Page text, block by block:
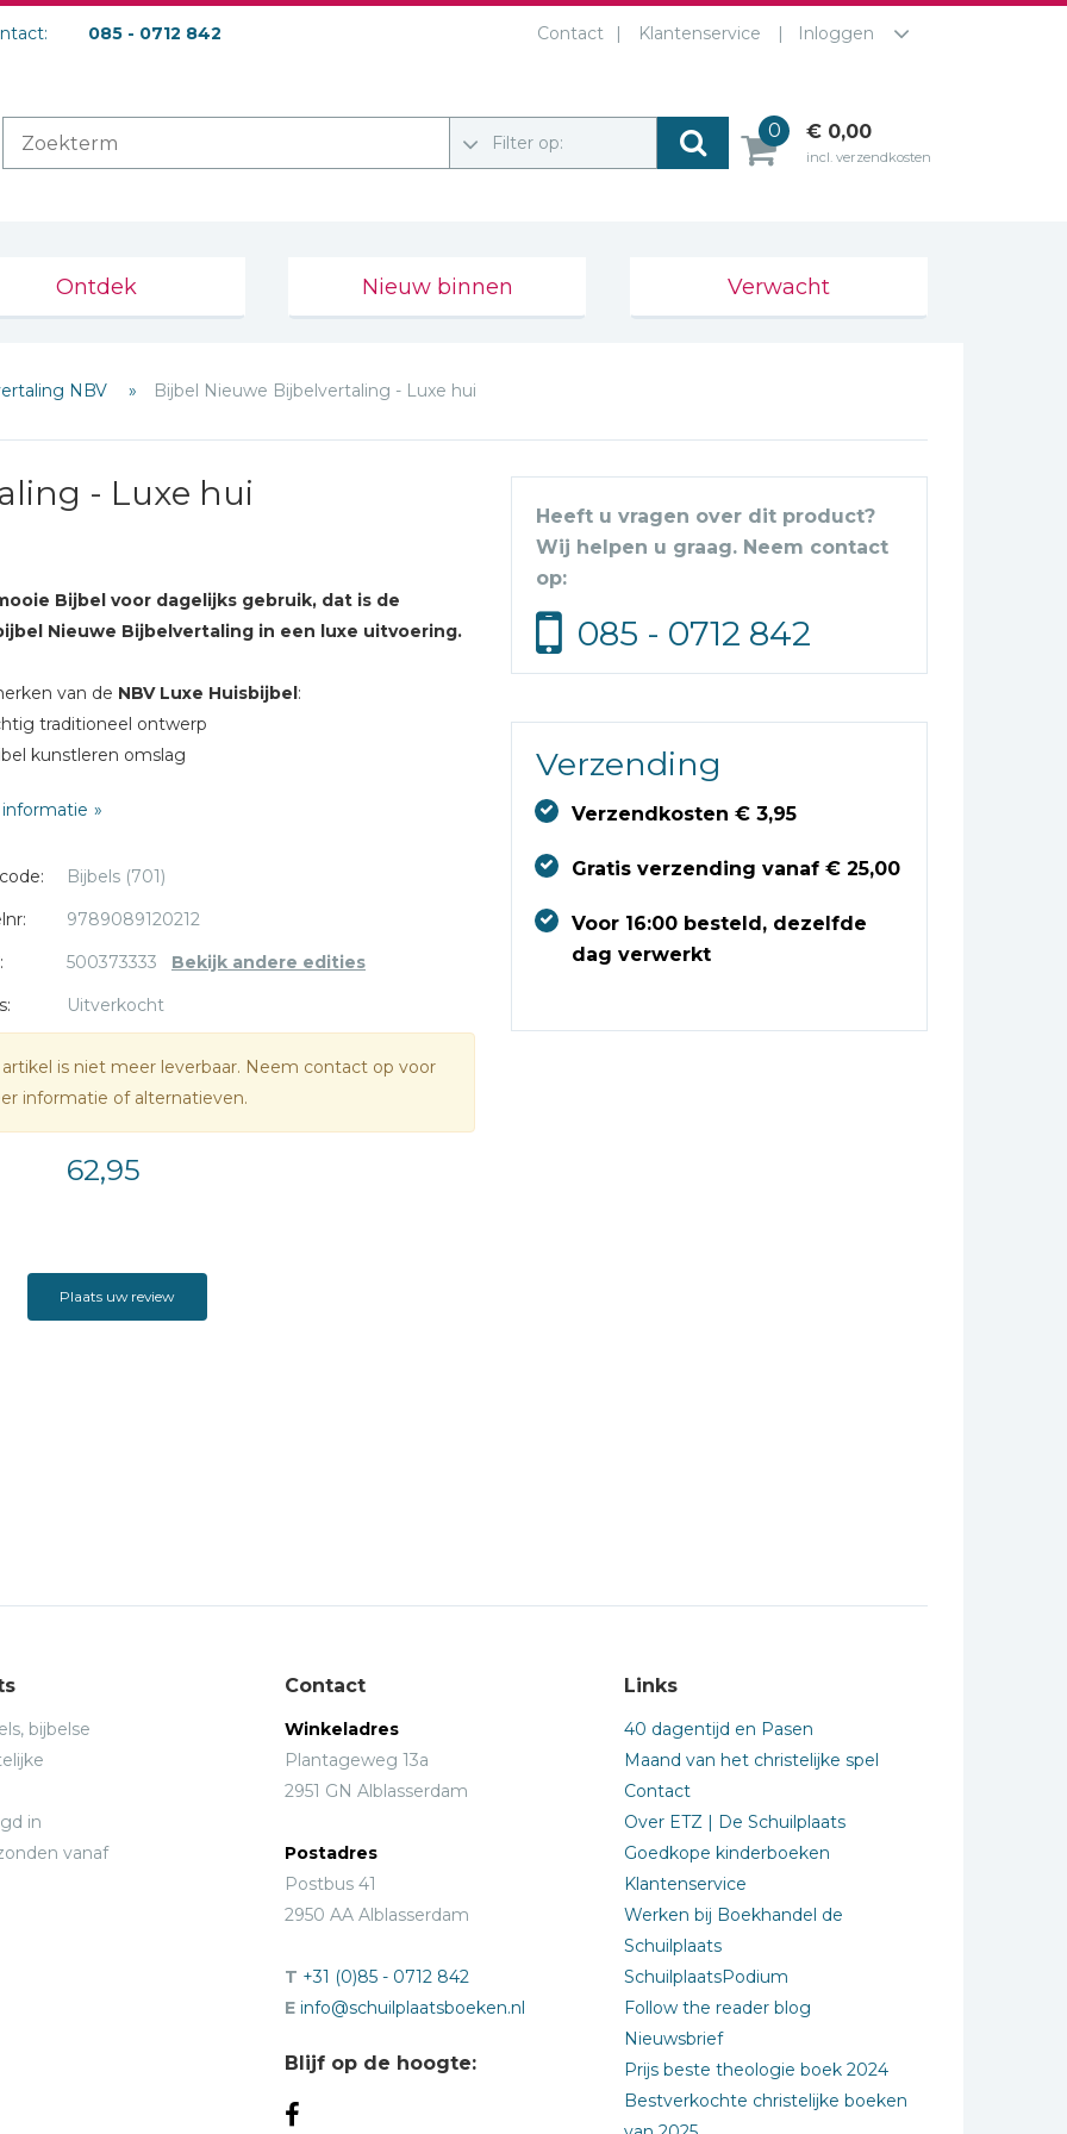
085 - 0712 842 Contact Klantenservice Inloggen
Filter op:
0 € 0,00
incl. verzendkosten
Ontdek Nieuw binnen Verwacht
NBV Bijbel Nieuwe Bijbelvertaling - Luxe hui
- Luxe hui
Bijbel voor dagelijks gebruik, dat is de
Nieuwe Bijbelvertaling in een luxe uitvoering.
van de NBV Luxe Huisbijbel:
traditioneel ontwerp
kunstleren omslag
edition
pagina'sBijbels (701)
9789089120212
500373333 Bekijk andere edities
Uitverkocht
is niet meer leverbaar. Neem contact op voor
informatie of alternatieven.
62,95
Heeft u vragen over dit product?
Wij helpen u graag. Neem contact
op:
085 - 0712 842
Verzending
Verzendkosten € 3,95
Gratis verzending vanaf € 25,00
Voor 16:00 besteld, dezelfde
dag verwerkt
Plaats uw review
bijbelse
in
vanaf
Contact
Winkeladres
Plantageweg 13a
2951 GN Alblasserdam
Postadres
Postbus 41
2950 AA Alblasserdam
T +31 (0)85 - 0712 842
E info@schuilplaatsboeken.nl
Blijf op de hoogte:
Links
40 dagentijd en Pasen
Maand van het christelijke spel
Contact
Over ETZ | De Schuilplaats
Goedkope kinderboeken
Klantenservice
Werken bij Boekhandel de
Schuilplaats
SchuilplaatsPodium
Follow the reader blog
Nieuwsbrief
Prijs beste theologie boek 2024
Bestverkochte christelijke boeken